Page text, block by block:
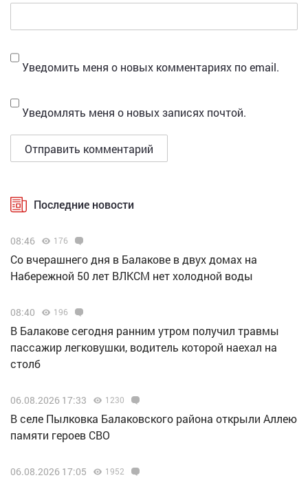
Уведомить меня о новых комментариях по email.
Уведомлять меня о новых записях почтой.
Последние новости
08:46 176
Со вчерашнего дня в Балакове в двух домах на
Набережной 50 лет ВЛКСМ нет холодной воды
08:40 196
В Балакове сегодня ранним утром получил травмы
пассажир легковушки, водитель которой наехал на
столб
06.08.2026 17:33 1230
В селе Пылковка Балаковского района открыли Аллею
памяти героев СВО
06.08.2026 17:05 1952